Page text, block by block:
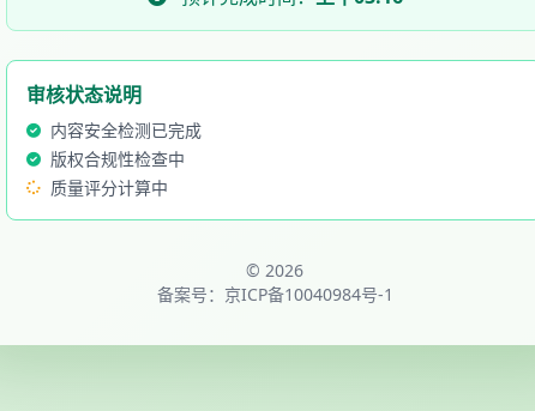
审核状态说明
内容安全检测已完成
版权合规性检查中
质量评分计算中
© 2026
备案号： 京ICP备10040984号-1